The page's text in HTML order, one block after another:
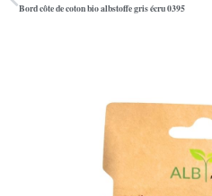
Bord côte de coton bio albstoffe gris écru 0395